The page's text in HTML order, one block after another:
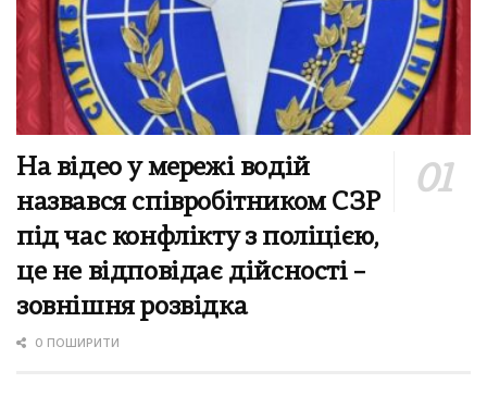
На відео у мережі водій
назвався співробітником СЗР
під час конфлікту з поліцією,
це не відповідає дійсності –
зовнішня розвідка
0 ПОШИРИТИ